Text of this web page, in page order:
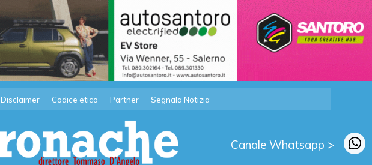
Disclaimer Codice etico Partner Segnala Notizia
Canale Whatsapp >